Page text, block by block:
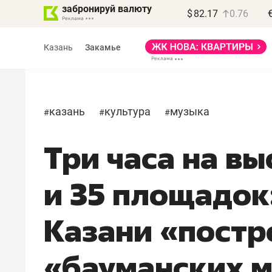
забронируй валюту $ 82.17 0.76
Казань Закамье
#казань #культура #музыка
Три часа на
и 35
Казани